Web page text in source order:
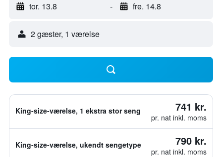
tor. 13.8 - fre. 14.8
2 gæster, 1 værelse
King-size-værelse, 1 ekstra stor seng 741 kr.
pr. nat inkl. moms
King-size-værelse, ukendt sengetype 790 kr.
pr. nat inkl. moms